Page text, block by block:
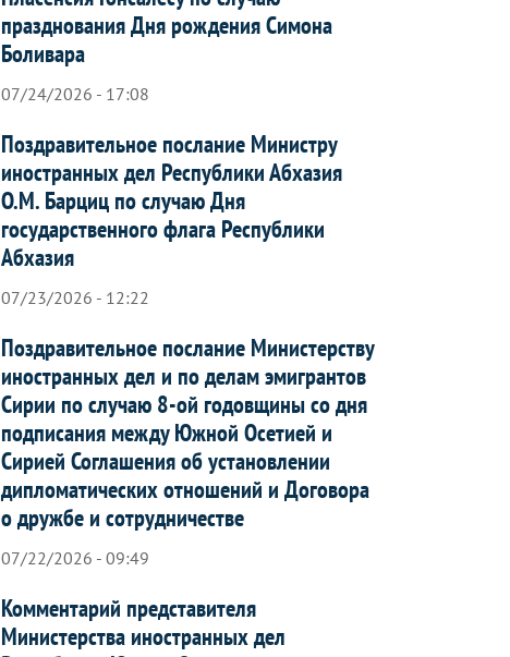
празднования Дня рождения Симона
Боливара
07/24/2026 - 17:08
Поздравительное послание Министру
иностранных дел Республики Абхазия
О.М. Барциц по случаю Дня
государственного флага Республики
Абхазия
07/23/2026 - 12:22
Поздравительное послание Министерству
иностранных дел и по делам эмигрантов
Сирии по случаю 8-ой годовщины со дня
подписания между Южной Осетией и
Сирией Соглашения об установлении
дипломатических отношений и Договора
о дружбе и сотрудничестве
07/22/2026 - 09:49
Комментарий представителя
Министерства иностранных дел